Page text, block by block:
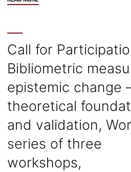
Participation:
Knowledge
Transfer
and
through
Living
Labs,
Conference
ENoLL
Call for
Bibliometric
epistemic change
theoretical
and validation,
series of three
workshops,